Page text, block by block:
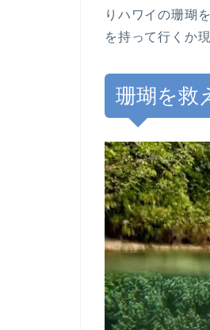
りハワイの珊瑚
を持って行くか
珊瑚を救